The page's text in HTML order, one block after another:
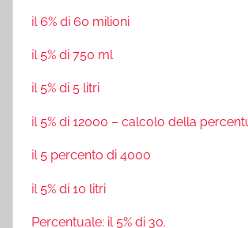
il 6% di 60 milioni
il 5% di 750 ml
il 5% di 5 litri
il 5% di 12000 – calcolo della
il 5 percento di 4000
il 5% di 10 litri
Percentuale: il 5% di 30.